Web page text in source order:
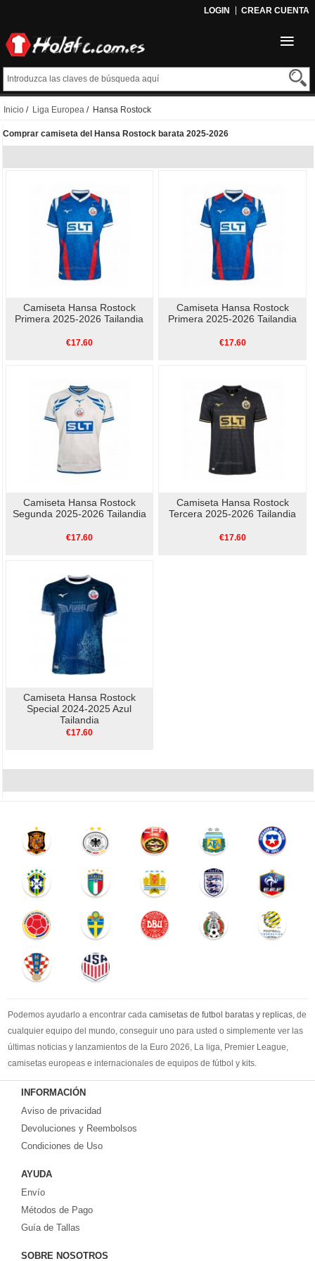
LOGIN CREAR CUENTA
Inicio / Liga Europea / Hansa Rostock
Comprar camiseta del Hansa Rostock barata 2025-2026
Camiseta Hansa Rostock
Primera 2025-2026 Tailandia
€17.60
Camiseta Hansa Rostock
Primera 2025-2026 Tailandia
€17.60
Camiseta Hansa Rostock
Segunda 2025-2026 Tailandia
€17.60
Camiseta Hansa Rostock
Tercera 2025-2026 Tailandia
€17.60
Camiseta Hansa Rostock
Special 2024-2025 Azul
Tailandia
€17.60
Podemos ayudarlo a encontrar cada camisetas de futbol baratas y replicas, de
cualquier equipo del mundo, conseguir uno para usted o simplemente ver las
últimas noticias y lanzamientos de la Euro 2026, La liga, Premier League,
camisetas europeas e internacionales de equipos de fútbol y kits.
Comprecamisetas de futbol baratasen la tienda deportiva más grande de
Europa. ¡Grandes ofertas en todas las camisetas del club de fútbol, ​​kits
europeos e internacionales, todo a los precios más bajos!
Compre nuestra gran selección de
equipaciones, camisetas y un portero a partir de €17.6. Diseños de fútbol
INFORMACIÓN
Aviso de privacidad
Devoluciones y Reembolsos
Condiciones de Uso
AYUDA
Envío
Métodos de Pago
Guía de Tallas
SOBRE NOSOTROS